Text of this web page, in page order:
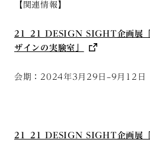
【関連情報】
21_21 DESIGN SIGHT企画展
ザインの実験室」
会期：2024年3月29日–9月12日
21_21 DESIGN SIGHT企画展「